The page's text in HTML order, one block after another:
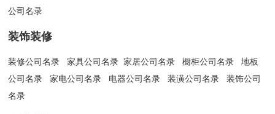
公司名录
装饰装修
装修公司名录 家具公司名录 家居公司名录 橱柜公司名录
地板
公司名录
家电公司名录 电器公司名录 装潢公司名录
装饰公司
名录